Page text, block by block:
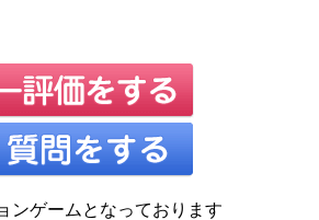
ンゲームとなっております